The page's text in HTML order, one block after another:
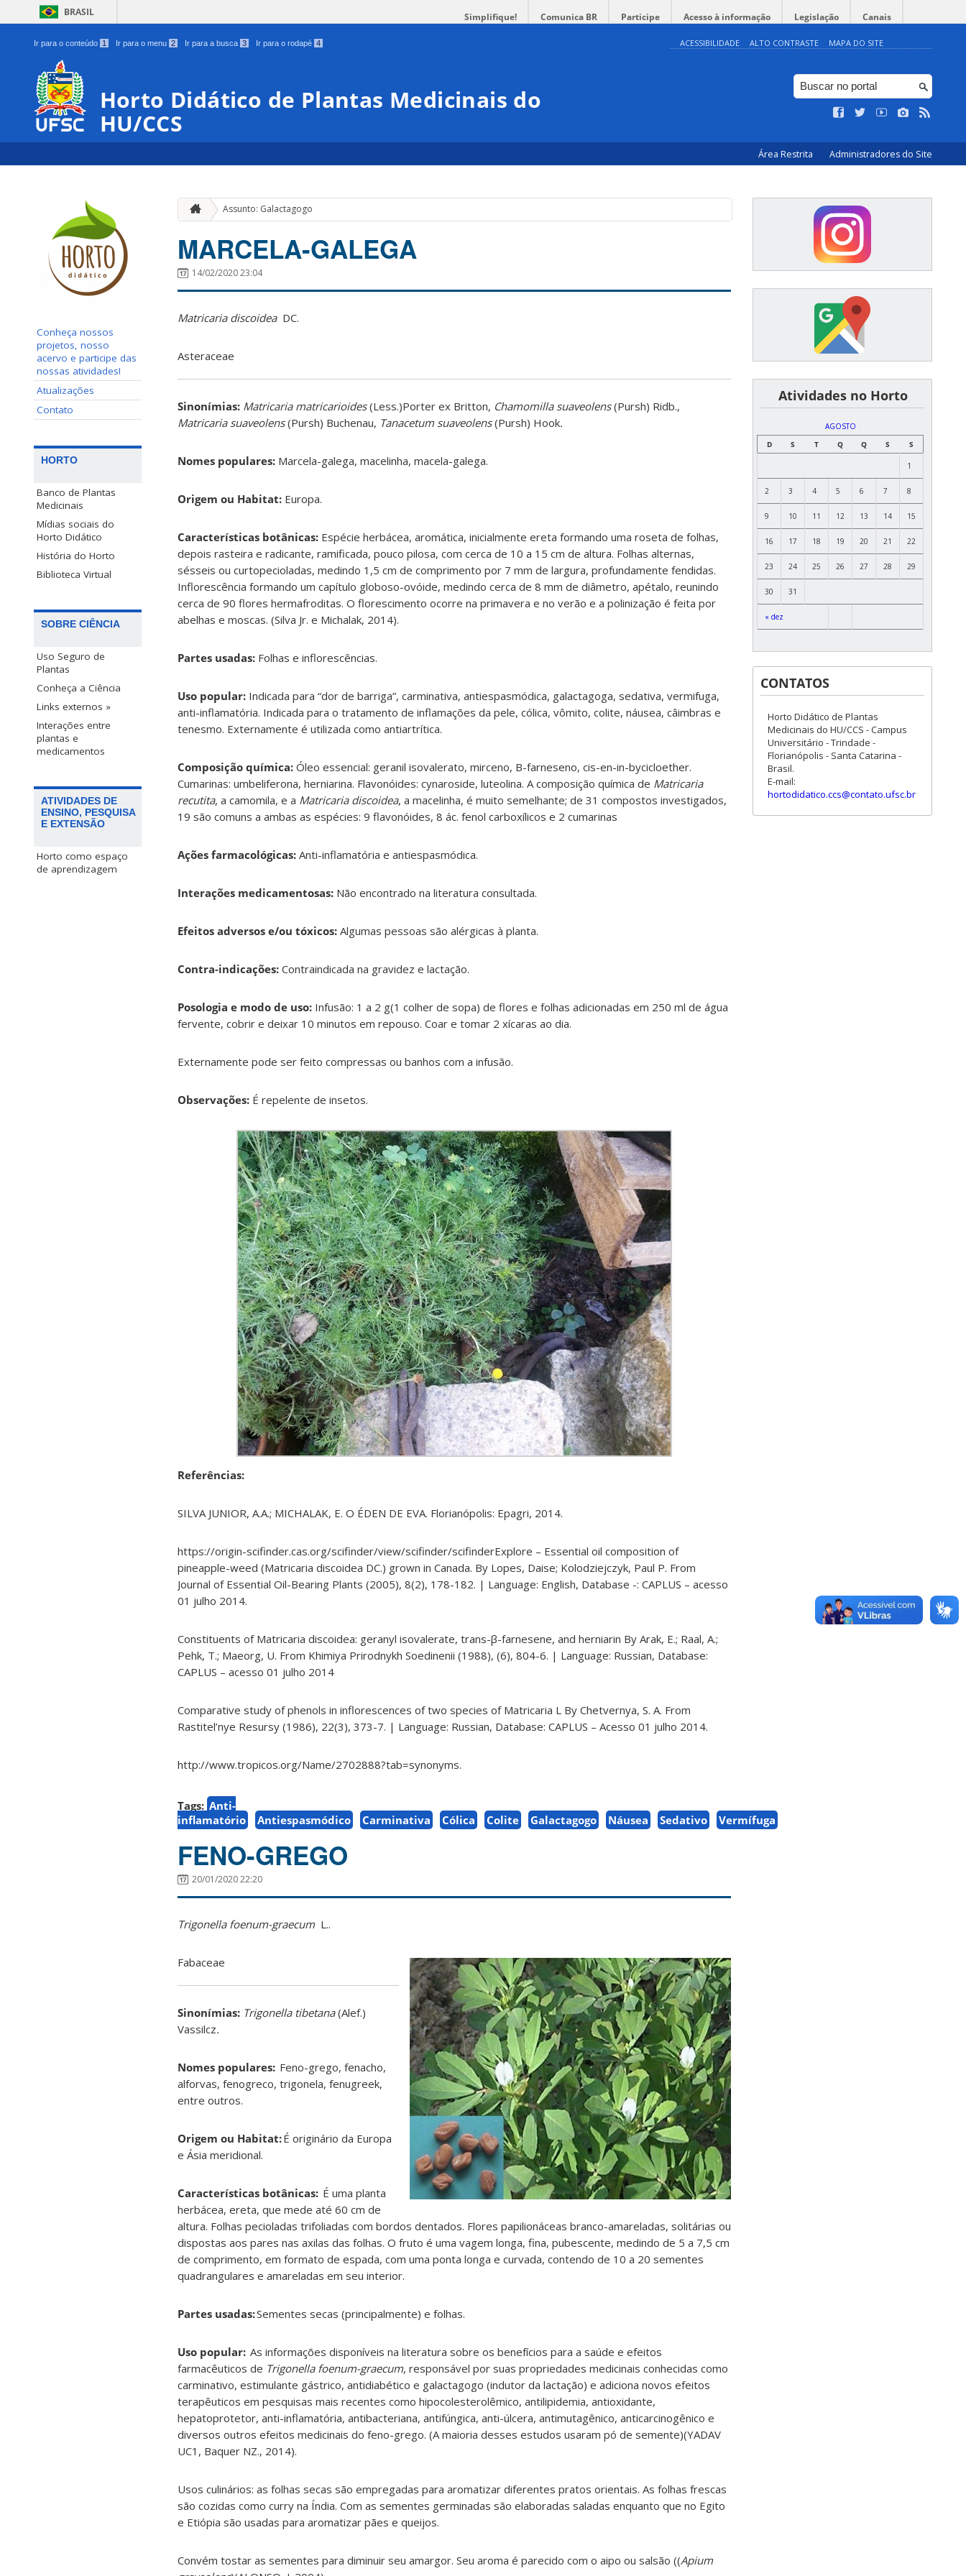
BRASIL Simplifique! Comunica BR Participe Acesso à informação Legislação Canais
Ir para o conteúdo 1 Ir para o menu 2 Ir para a busca 3 Ir para o rodapé 4 ACESSIBILIDADE ALTO CONTRASTE MAPA DO SITE
Horto Didático de Plantas Medicinais do
HU/CCS
Área Restrita Administradores do Site
Conheça nossos
projetos, nosso
acervo e participe das
nossas atividades!
Atualizações
Contato
HORTO
Banco de Plantas
Medicinais
Mídias sociais do
Horto Didático
História do Horto
Biblioteca Virtual
SOBRE CIÊNCIA
Uso Seguro de
Plantas
Conheça a Ciência
Links externos »
Interações entre
plantas e
medicamentos
ATIVIDADES DE
ENSINO, PESQUISA
E EXTENSÃO
Horto como espaço
de aprendizagem
Assunto: Galactagogo
MARCELA-GALEGA
14/02/2020 23:04
Matricaria discoideaDC.
Asteraceae
Sinonímias: Matricaria matricarioides(Less.)Porter ex Britton, Chamomilla suaveolens(Pursh) Ridb.,
Matricaria suaveolens(Pursh) Buchenau, Tanacetum suaveolens(Pursh) Hook.
Nomes populares: Marcela-galega, macelinha, macela-galega.
Origem ou Habitat: Europa.
Características botânicas: Espécie herbácea, aromática, inicialmente ereta formando uma roseta de folhas,
depois rasteira e radicante, ramificada, pouco pilosa, com cerca de 10 a 15 cm de altura. Folhas alternas,
sésseis ou curtopecioladas, medindo 1,5 cm de comprimento por 7 mm de largura, profundamente fendidas.
Inflorescência formando um capítulo globoso-ovóide, medindo cerca de 8 mm de diâmetro, apétalo, reunindo
cerca de 90 flores hermafroditas. O florescimento ocorre na primavera e no verão e a polinização é feita por
abelhas e moscas. (Silva Jr. e Michalak, 2014).
Partes usadas: Folhas e inflorescências.
Uso popular: Indicada para “dor de barriga”, carminativa, antiespasmódica, galactagoga, sedativa, vermifuga,
anti-inflamatória. Indicada para o tratamento de inflamações da pele, cólica, vômito, colite, náusea, câimbras e
tenesmo. Externamente é utilizada como antiartrítica.
Composição química: Óleo essencial: geranil isovalerato, mirceno, B-farneseno, cis-en-in-bycicloether.
Cumarinas: umbeliferona, herniarina. Flavonóides: cynaroside, luteolina. A composição química de Matricaria
recutita, a camomila, e a Matricaria discoidea, a macelinha, é muito semelhante; de 31 compostos investigados,
19 são comuns a ambas as espécies: 9 flavonóides, 8 ác. fenol carboxílicos e 2 cumarinas
Ações farmacológicas: Anti-inflamatória e antiespasmódica.
Interações medicamentosas: Não encontrado na literatura consultada.
Efeitos adversos e/ou tóxicos: Algumas pessoas são alérgicas à planta.
Contra-indicações: Contraindicada na gravidez e lactação.
Posologia e modo de uso: Infusão: 1 a 2 g(1 colher de sopa) de flores e folhas adicionadas em 250 ml de água
fervente, cobrir e deixar 10 minutos em repouso. Coar e tomar 2 xícaras ao dia.
Externamente pode ser feito compressas ou banhos com a infusão.
Observações: É repelente de insetos.
Referências:
SILVA JUNIOR, A.A.; MICHALAK, E. O ÉDEN DE EVA. Florianópolis: Epagri, 2014.
https://origin-scifinder.cas.org/scifinder/view/scifinder/scifinderExplore – Essential oil composition of
pineapple-​weed (Matricaria discoidea DC.) grown in Canada. By Lopes, Daise; Kolodziejczyk, Paul P. From
Journal of Essential Oil-Bearing Plants (2005), 8(2), 178-182. | Language: English, Database -: CAPLUS – acesso
01 julho 2014.
Constituents of Matricaria discoidea: geranyl isovalerate, trans-​β-​farnesene, and herniarin By Arak, E.; Raal, A.;
Pehk, T.; Maeorg, U. From Khimiya Prirodnykh Soedinenii (1988), (6), 804-6. | Language: Russian, Database:
CAPLUS – acesso 01 julho 2014
Comparative study of phenols in inflorescences of two species of Matricaria L By Chetvernya, S. A. From
Rastitel’nye Resursy (1986), 22(3), 373-7. | Language: Russian, Database: CAPLUS – Acesso 01 julho 2014.
http://www.tropicos.org/Name/2702888?tab=synonyms.
Tags: Anti-
inflamatório
Antiespasmódico Carminativa Cólica Colite Galactagogo Náusea Sedativo Vermífuga
FENO-GREGO
20/01/2020 22:20
Trigonella foenum-graecum L..
Fabaceae
Sinonímias: Trigonella tibetana(Alef.)
Vassilcz.
Nomes populares: Feno-grego, fenacho,
alforvas, fenogreco, trigonela, fenugreek,
entre outros.
Origem ou Habitat:É originário da Europa
e Ásia meridional.
Características botânicas: É uma planta
herbácea, ereta, que mede até 60 cm de
altura. Folhas pecioladas trifoliadas com bordos dentados. Flores papilionáceas branco-amareladas, solitárias ou
dispostas aos pares nas axilas das folhas. O fruto é uma vagem longa, fina, pubescente, medindo de 5 a 7,5 cm
de comprimento, em formato de espada, com uma ponta longa e curvada, contendo de 10 a 20 sementes
quadrangulares e amareladas em seu interior.
Partes usadas:Sementes secas (principalmente) e folhas.
Uso popular: As informações disponíveis na literatura sobre os benefícios para a saúde e efeitos
farmacêuticos de Trigonella foenum-graecum, responsável por suas propriedades medicinais conhecidas como
carminativo, estimulante gástrico, antidiabético e galactagogo (indutor da lactação) e adiciona novos efeitos
terapêuticos em pesquisas mais recentes como hipocolesterolêmico, antilipidemia, antioxidante,
hepatoprotetor, anti-inflamatória, antibacteriana, antifúngica, anti-úlcera, antimutagênico, anticarcinogênico e
diversos outros efeitos medicinais do feno-grego. (A maioria desses estudos usaram pó de semente)(YADAV
UC1, Baquer NZ., 2014).
Usos culinários: as folhas secas são empregadas para aromatizar diferentes pratos orientais. As folhas frescas
são cozidas como curry na Índia. Com as sementes germinadas são elaboradas saladas enquanto que no Egito
e Etiópia são usadas para aromatizar pães e queijos.
Convém tostar as sementes para diminuir seu amargor. Seu aroma é parecido com o aipo ou salsão ((Apium
͏ ͏ ͏ ͏ ͏ ͏Atividades no Horto
AGOSTO
D
S T Q Q S S
« dez
1
2 3 4 5 6 7 8
9 10 11 12 13 14 15
16 17 18 19 20 21 22
23 24 25 26 27 28 29
30 31
CONTATOS
Horto Didático de Plantas
Medicinais do HU/CCS - Campus
Universitário - Trindade -
Florianópolis - Santa Catarina -
Brasil.
E-mail:
hortodidatico.ccs@contato.ufsc.br